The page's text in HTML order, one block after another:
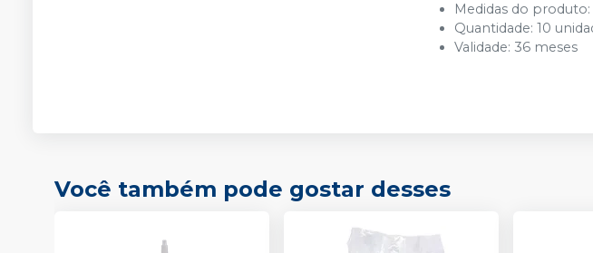
Medidas do
Quantidade: 10
Validade: 36 meses
Você também pode gostar desses